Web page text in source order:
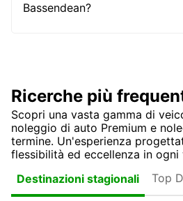
Bassendean?
Ricerche più
Scopri una vasta gamma di
noleggio di auto Premium e
termine. Un'esperienza
flessibilità ed eccellenza in ogni
Destinazioni stagionali
Top